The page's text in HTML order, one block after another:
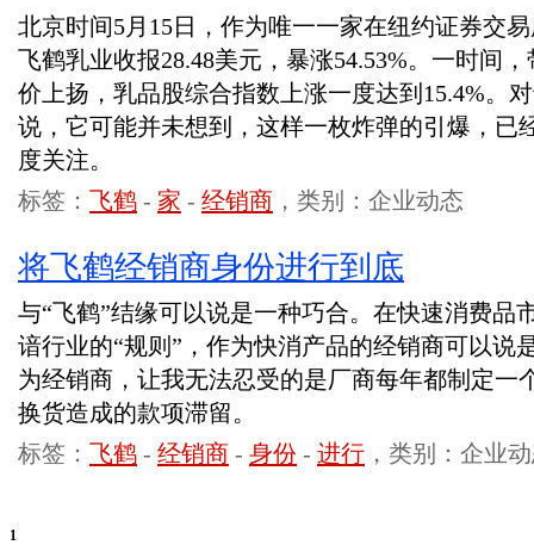
北京时间5月15日，作为唯一一家在纽约证券交
飞鹤乳业收报28.48美元，暴涨54.53%。一时间
价上扬，乳品股综合指数上涨一度达到15.4%。
说，它可能并未想到，这样一枚炸弹的引爆，已
度关注。
标签： 飞鹤 - 家 - 经销商 ，类别：企业动态
将飞鹤经销商身份进行到底
与“飞鹤”结缘可以说是一种巧合。在快速消费品
谙行业的“规则”，作为快消产品的经销商可以说
为经销商，让我无法忍受的是厂商每年都制定一
换货造成的款项滞留。
标签： 飞鹤 - 经销商 - 身份 - 进行 ，类别：企业
1